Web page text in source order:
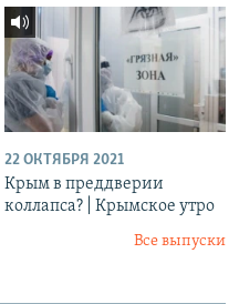
22 ОКТЯБРЯ 2021
Крым в преддверии
коллапса? | Крымское утро
Все выпуски